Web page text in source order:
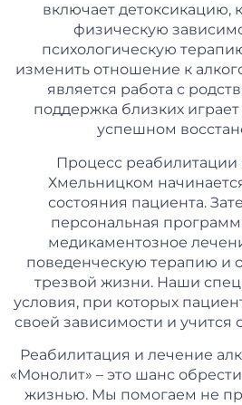
включает детоксикацию,
физическую
психологическую
изменить отношение к
является работа с
поддержка близких
успешном
Процесс реабилитации
Хмельницком
состояния пациента.
персональная
медикаментозное
поведенческую терапию и
трезвой жизни. Наши
условия, при которых
своей зависимости и учится
Реабилитация и лечение
«Монолит» – это шанс
жизнью. Мы помогаем не